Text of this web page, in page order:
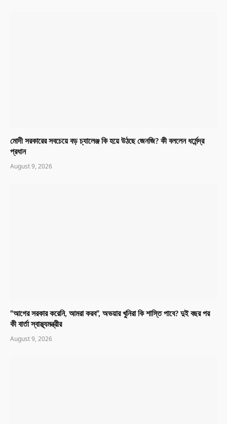
মোদী সরকারের সবচেয়ে বড় চ্যালেঞ্জ কি হয়ে উঠছে জেনজি? কী বললেন ধর্মেন্দ্র
প্রধান
August 9, 2026
“আগের সরকার করেনি, আমরা করব”, অভয়ার খুনিরা কি শাস্তি পাবে? দুই বছর পর
কী বার্তা স্বাস্থ্যমন্ত্রীর
August 9, 2026